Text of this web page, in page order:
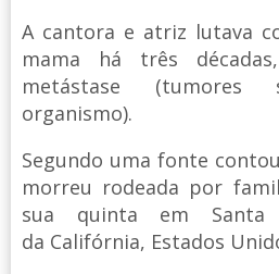
A cantora e atriz lutava
mama há três
metástase (tumores
organismo).
Segundo uma fonte
morreu rodeada por
sua quinta em
da Califórnia, Estados